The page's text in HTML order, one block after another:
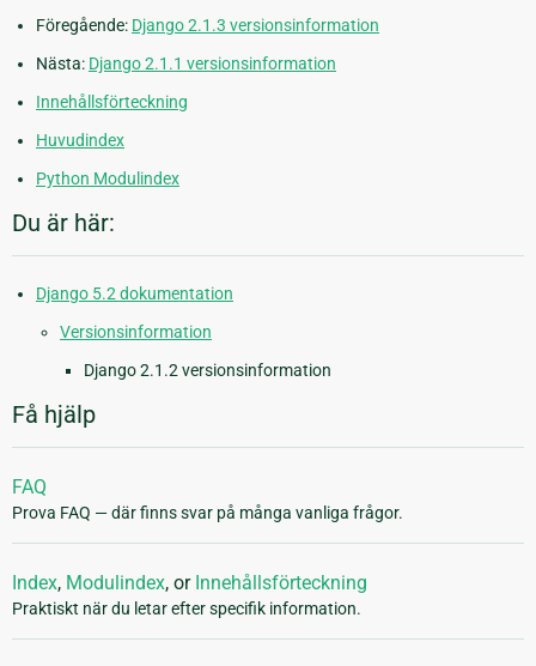
Föregående: Django 2.1.3 versionsinformation
Nästa: Django 2.1.1 versionsinformation
Innehållsförteckning
Huvudindex
Python Modulindex
Du är här:
Django 5.2 dokumentation
Versionsinformation
Django 2.1.2 versionsinformation
Få hjälp
FAQ
Prova FAQ — där finns svar på många vanliga frågor.
Index, Modulindex, or Innehållsförteckning
Praktiskt när du letar efter specifik information.